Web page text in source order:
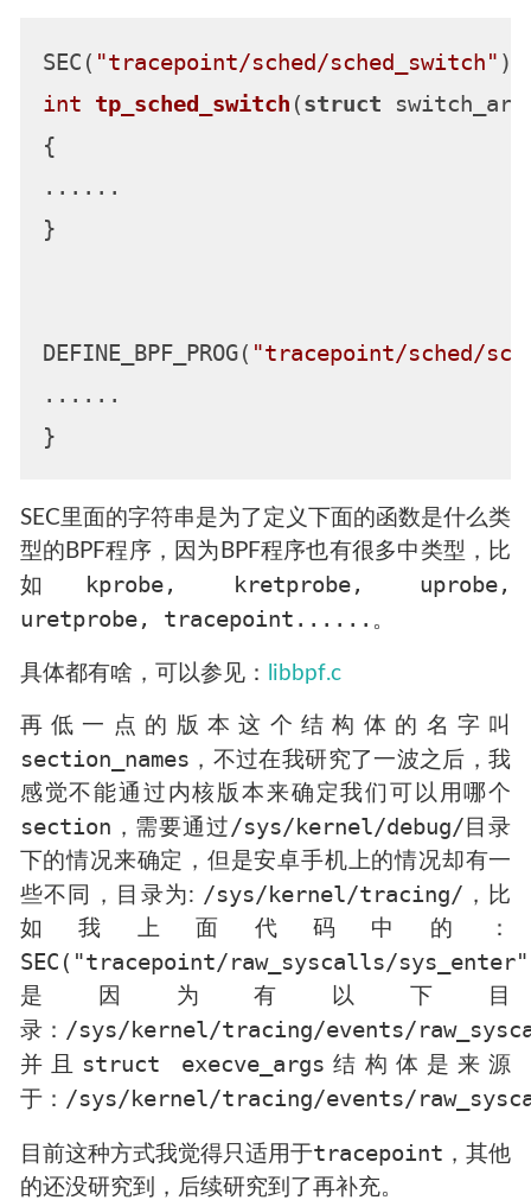
SEC( "tracepoint/sched/sched_switch"
int tp_sched_switch (struct
{
......
}
DEFINE_BPF_PROG( "tracepoint/sched/
......
SEC里面的字符串是为了定义下面的函数是什么类
型的BPF程序，因为BPF程序也有很多中类型，比
如 kprobe, kretprobe, uprobe,
uretprobe, tracepoint...... 。
具体都有啥，可以参见： libbpf.c
再低一点的版本这个结构体的名字叫
section_names ，不过在我研究了一波之后，我
感觉不能通过内核版本来确定我们可以用哪个
section ，需要通过 /sys/kernel/debug/ 目录
下的情况来确定，但是安卓手机上的情况却有一
些不同，目录为: /sys/kernel/tracing/ ，比
如我上面代码中的：
SEC("tracepoint/raw_syscalls/
是因为有以下目
录： /sys/kernel/tracing/events/
并且 struct execve_args 结构体是来源
于： /sys/kernel/tracing/events/
目前这种方式我觉得只适用于tracepoint ，其他
的还没研究到，后续研究到了再补充。